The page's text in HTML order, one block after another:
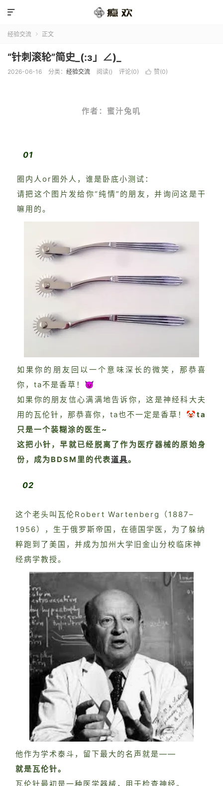

经验交流  正文
“针刺滚轮”简史_(:з」∠)_
2026-06-16 分类： 经验交流 阅读() 评论(0)  赞(0)
作者： 蜜汁兔叽
01
圈内人or圈外人，谁是卧底小测试：
请把这个图片发给你“纯情”的朋友，并询问这是干
嘛用的。
如果你的朋友回以一个意味深长的微笑，那恭喜
你，ta不是香草！😈
如果你的朋友信心满满地告诉你，这是神经科大夫
用的瓦伦针，那恭喜你，ta也不一定是香草！🤡ta
只是一个装糊涂的医生~
这把小针，早就已经脱离了作为医疗器械的原始身
份，成为BDSM里的代表道具。
02
这个老头叫瓦伦Robert Wartenberg（1887–
1956），生于俄罗斯帝国，在德国学医，为了躲纳
粹跑到了美国，并成为加州大学旧金山分校临床神
经病学教授。
他作为学术泰斗，留下最大的名声就是——
就是瓦伦针。
瓦伦针最初是一种医学器械，用于检查神经。